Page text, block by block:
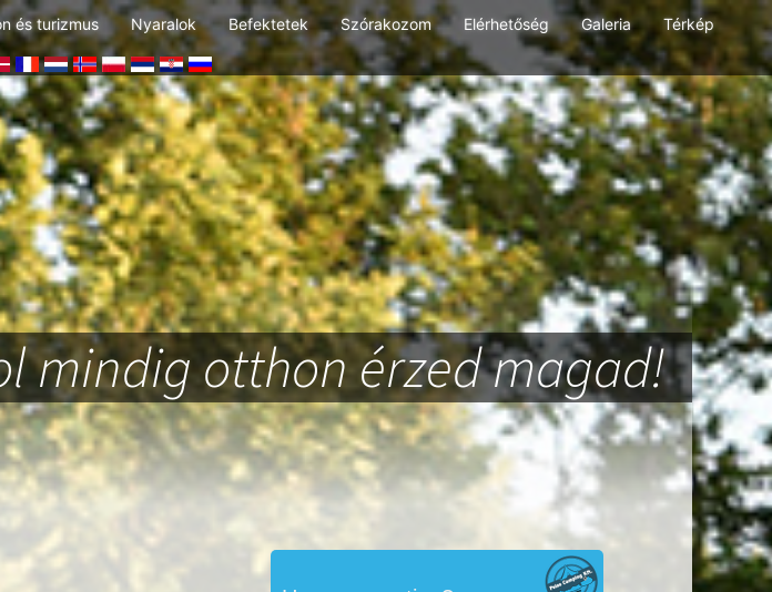
és turizmus Nyaralok Befektetek Szórakozom Elérhetőség Galeria Térkép
mindig otthon érzed magad!